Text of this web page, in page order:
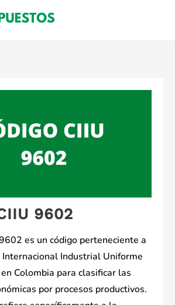
9602
es un código perteneciente a
Industrial Uniforme
Colombia para clasificar las
por procesos productivos.